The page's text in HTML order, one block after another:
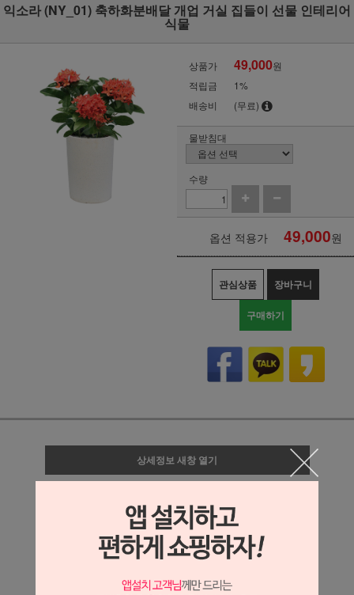
익소라 (NY_01) 축하화분배달 개업 거실 집들이 선물 인테리어
식물
상품가 49,000원
적립금
1%
배송비
(무료)
물받침대
수량
옵션 적용가 49,000원
관심상품 장바구니
구매하기
상세정보 새창 열기
상세 정보를 확대해 보실 수 있습니다.